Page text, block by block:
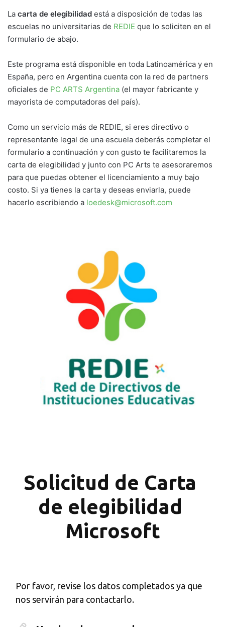
La carta de elegibilidad está a disposición de todas las
escuelas no universitarias de REDIE que lo soliciten en el
formulario de abajo.
Este programa está disponible en toda Latinoamérica y en
España, pero en Argentina cuenta con la red de partners
oficiales de PC ARTS Argentina (el mayor fabricante y
mayorista de computadoras del país).
Como un servicio más de REDIE, si eres directivo o
representante legal de una escuela deberás completar el
formulario a continuación y con gusto te facilitaremos la
carta de elegibilidad y junto con PC Arts te asesoraremos
para que puedas obtener el licenciamiento a muy bajo
costo. Si ya tienes la carta y deseas enviarla, puede
hacerlo escribiendo a loedesk@microsoft.com